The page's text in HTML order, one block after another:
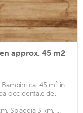
approx. 45 m2
ca. 45 m² in
occidentale del
Spiaggia 3 km, ...